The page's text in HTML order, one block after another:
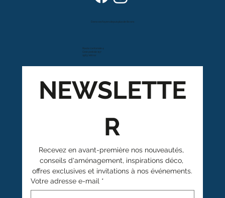
Route cantonale 4
Case postale 157
1963 Vétroz
Dans vos foyers depuis plus de 80 ans
NEWSLETTE
R
Recevez en avant-première nos nouveautés,
conseils d'aménagement, inspirations déco,
offres exclusives et invitations à nos événements.
Votre adresse e-mail *